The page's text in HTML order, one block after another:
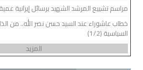
مراسم تشييع المرشد الشهيد برسائل إيرانية
خطاب عاشوراء عند السيد حسن نصر الله.. من
السياسية (1/2)
المزيد